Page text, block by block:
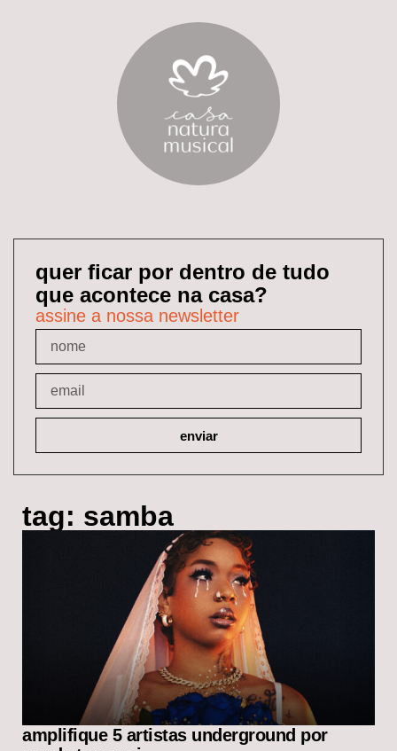
quer ficar por dentro de tudo
que acontece na casa?
assine a nossa newsletter
enviar
tag: samba
amplifique 5 artistas underground por